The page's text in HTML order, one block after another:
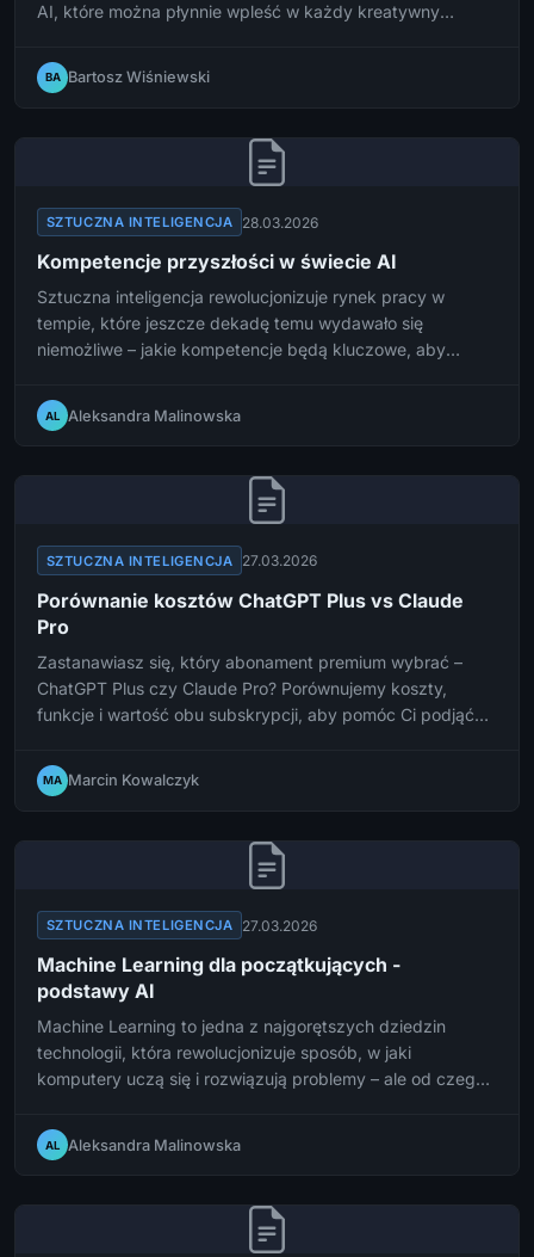
AI, które można płynnie wpleść w każdy kreatywny
narzędzie z codzienną pracą twórczą i wycisnąć z niego
maksimum potencjału.
BA Bartosz Wiśniewski
SZTUCZNA INTELIGENCJA 28.03.2026
Kompetencje przyszłości w świecie AI
Sztuczna inteligencja rewolucjonizuje rynek pracy w
tempie, które jeszcze dekadę temu wydawało się
niemożliwe – jakie kompetencje będą kluczowe, aby
dziś przygotować się na zawodową przyszłość?
AL Aleksandra Malinowska
SZTUCZNA INTELIGENCJA 27.03.2026
Porównanie kosztów ChatGPT Plus vs Claude
Pro
Zastanawiasz się, który abonament premium wybrać –
ChatGPT Plus czy Claude Pro? Porównujemy koszty,
funkcje i wartość obu subskrypcji, aby pomóc Ci podjąć
MA Marcin Kowalczyk
SZTUCZNA INTELIGENCJA 27.03.2026
Machine Learning dla początkujących -
podstawy AI
Machine Learning to jedna z najgorętszych dziedzin
technologii, która rewolucjonizuje sposób, w jaki
komputery uczą się i rozwiązują problemy – ale od czego
przez podstawowe pojęcia i pierwsze kroki w świecie
uczenia maszynowego.
AL Aleksandra Malinowska